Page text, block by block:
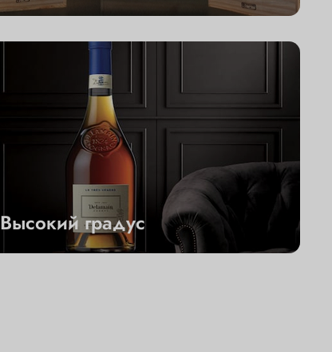
Высокий градус